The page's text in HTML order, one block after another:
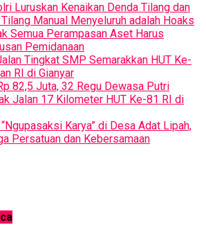
Luruskan Kenaikan Denda Tilang dan
Manual Menyeluruh adalah Hoaks
Semua Perampasan Aset Harus
Pemidanaan
Tingkat SMP Semarakkan HUT Ke-
RI di Gianyar
82,5 Juta, 32 Regu Dewasa Putri
Jalan 17 Kilometer HUT Ke-81 RI di
Karya” di Desa Adat Lipah,
Persatuan dan Kebersamaan